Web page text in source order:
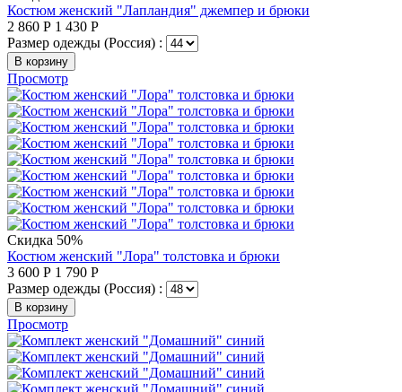
Костюм женский "Лапландия" джемпер и брюки
2 860 Р 1 430 Р
Размер одежды (Россия) :
В корзину
Просмотр
Скидка 50%
Костюм женский "Лора" толстовка и брюки
3 600 Р 1 790 Р
Размер одежды (Россия) :
В корзину
Просмотр